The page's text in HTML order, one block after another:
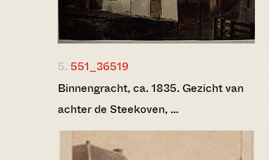
5. 551_36519
Binnengracht, ca. 1835. Gezicht van
achter de Steekoven, …